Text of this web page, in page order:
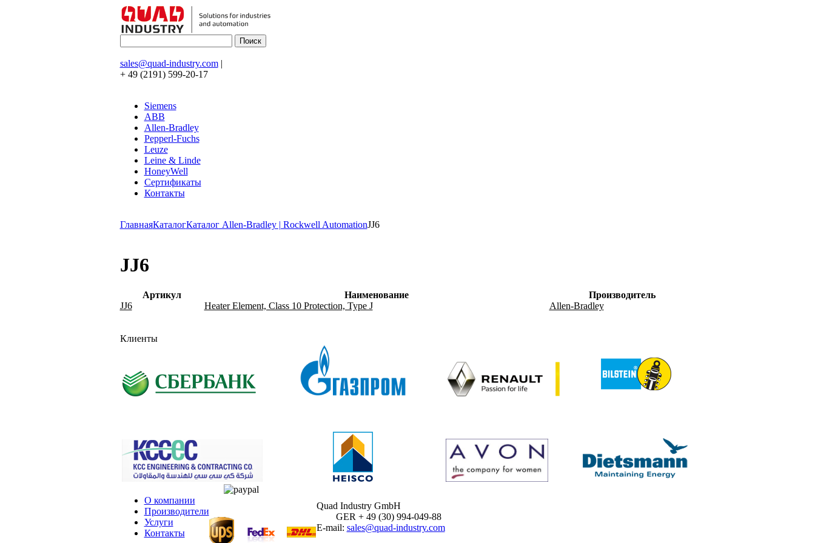
sales@quad-industry.com|
+ 49 (2191) 599-20-17
Siemens
ABB
Allen-Bradley
Pepperl-Fuchs
Leuze
Leine & Linde
HoneyWell
Сертификаты
Контакты
ГлавнаяКаталогКаталог Allen-Bradley | Rockwell AutomationJJ6
JJ6
Артикул Наименование
Производитель
JJ6
Heater Element, Class 10 Protection, Type J Allen-Bradley
Клиенты
О компании
Производители
Услуги
Контакты
Quad Industry GmbH
GER + 49 (30) 994-049-88
E-mail: sales@quad-industry.com